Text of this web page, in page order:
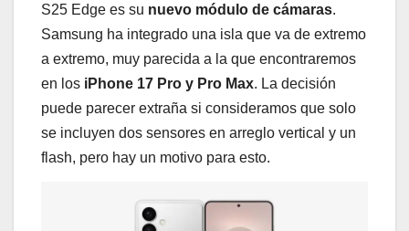
S25 Edge es su nuevo módulo de cámaras.
Samsung ha integrado una isla que va de extremo
a extremo, muy parecida a la que encontraremos
en los iPhone 17 Pro y Pro Max. La decisión
puede parecer extraña si consideramos que solo
se incluyen dos sensores en arreglo vertical y un
flash, pero hay un motivo para esto.